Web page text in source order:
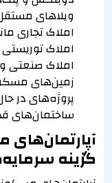
ویلاهای
املاک تجاری
املاک
املاک صنعتی
زمین‌های
پروژه‌های در
ساختمان‌های
آپارتمان‌های
گزینه